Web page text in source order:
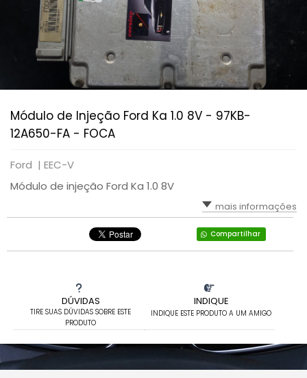
Módulo de Injeção Ford Ka 1.0 8V - 97KB-
12A650-FA - FOCA
Ford | EEC-V
Módulo de injeção Ford Ka 1.0 8V
mais informações
Compartilhar
DÚVIDAS
TIRE SUAS DÚVIDAS SOBRE ESTE
PRODUTO
INDIQUE
INDIQUE ESTE PRODUTO A UM AMIGO